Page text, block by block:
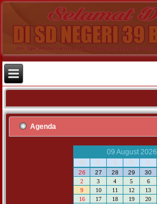
Agenda
09 August 2026
M
S S R K
26 27 28 29 30
2
3 4 5 6
9
10 11 12 13
16
17 18 19 20